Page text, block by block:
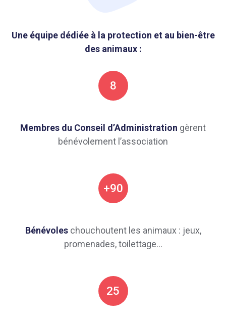
Une équipe dédiée à la protection et au bien-être
des animaux :
8
Membres du Conseil d’Administration gèrent
bénévolement l’association
+90
Bénévoles chouchoutent les animaux : jeux,
promenades, toilettage…
25